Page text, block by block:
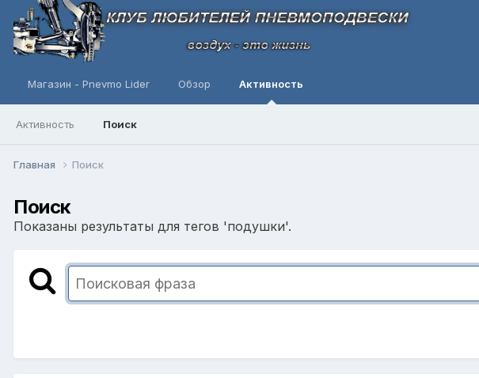
Магазин - Pnevmo Lider Обзор Активность
Активность Поиск
Главная Поиск
Поиск
Показаны результаты для тегов 'подушки'.